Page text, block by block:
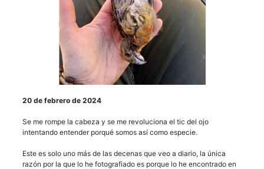
20 de febrero de 2024
Se me rompe la cabeza y se me revoluciona el tic del ojo
intentando entender porqué somos así como especie.
Este es solo uno más de las decenas que veo a diario, la única
razón por la que lo he fotografiado es porque lo he encontrado en